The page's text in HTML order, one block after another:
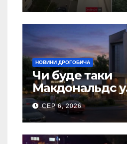
НОВИНИ ДРОГОБИЧА
Чи буде таки
Макдональдс у
Дрогобичі?
СЕР 6, 2026